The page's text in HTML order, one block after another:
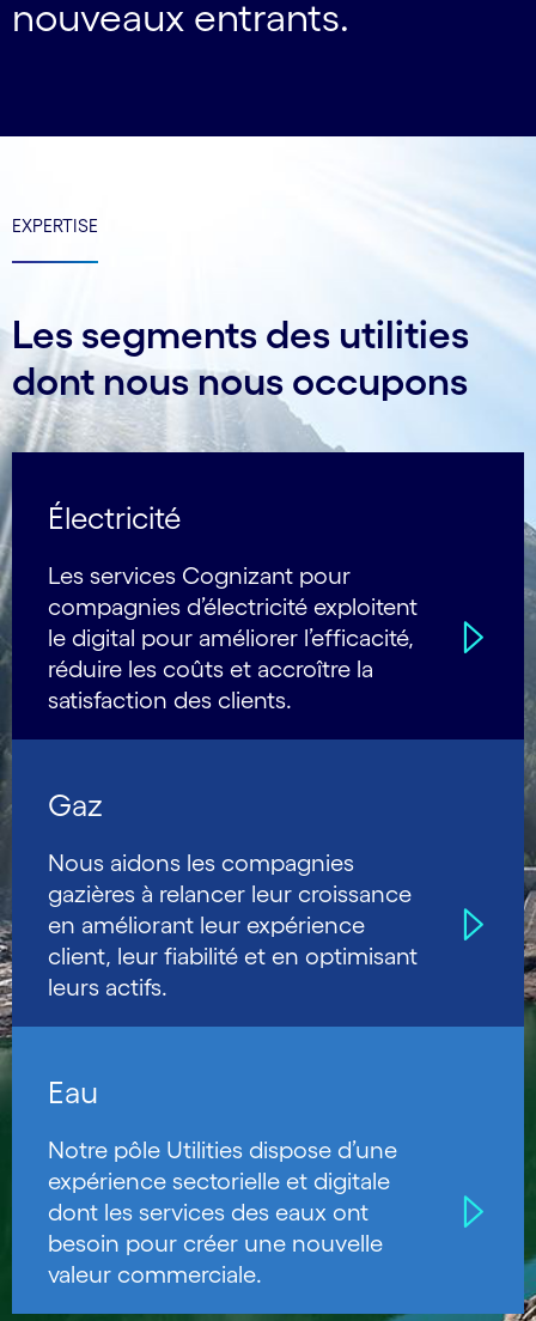
nouveaux entrants.
EXPERTISE
Les segments des utilities
dont nous nous occupons
Électricité
Les services Cognizant pour
compagnies d’électricité exploitent
le digital pour améliorer l’efficacité,
réduire les coûts et accroître la
satisfaction des clients.
Gaz
Nous aidons les compagnies
gazières à relancer leur croissance
en améliorant leur expérience
client, leur fiabilité et en optimisant
leurs actifs.
Eau
Notre pôle Utilities dispose d’une
expérience sectorielle et digitale
dont les services des eaux ont
besoin pour créer une nouvelle
valeur commerciale.